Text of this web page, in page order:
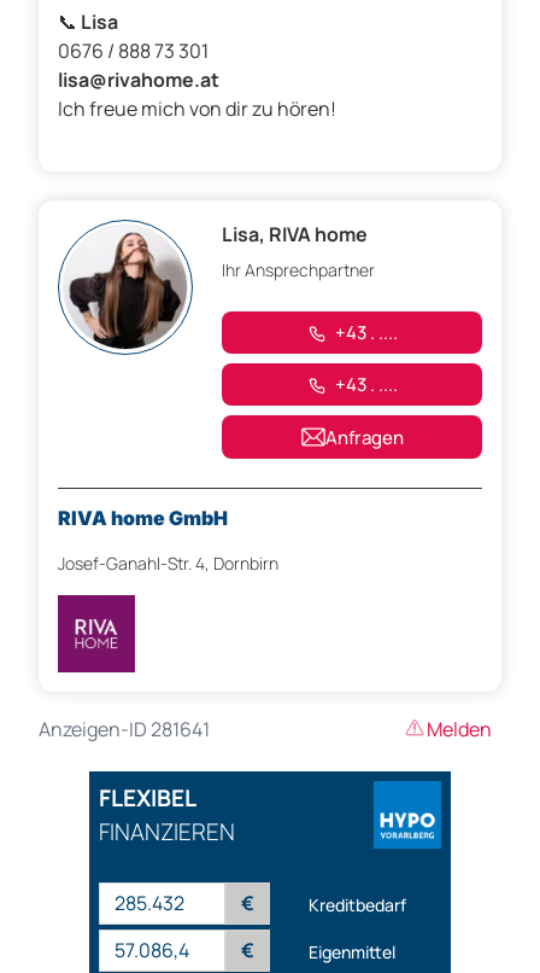
📞 Lisa
0676 / 888 73 301
lisa@rivahome.at
Ich freue mich von dir zu hören!
Lisa, RIVA home
Ihr Ansprechpartner
+43 . ....
+43 . ....
Anfragen
RIVA home GmbH
Josef-Ganahl-Str. 4, Dornbirn
Anzeigen-ID 281641 Melden
FLEXIBEL
FINANZIEREN
€ Kreditbedarf
€
Eigenmittel